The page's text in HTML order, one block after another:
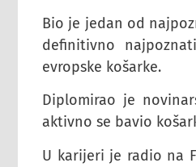
Bio je jedan od
definitivno
evropske košarke.
Diplomirao je
aktivno se bavio
U karijeri je radio na